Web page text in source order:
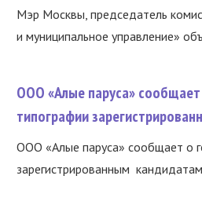
Мэр Москвы, председатель
и муниципальное управление»
ООО «Алые паруса» сообщает
типографии
ООО «Алые паруса» сообщает о
зарегистрированным